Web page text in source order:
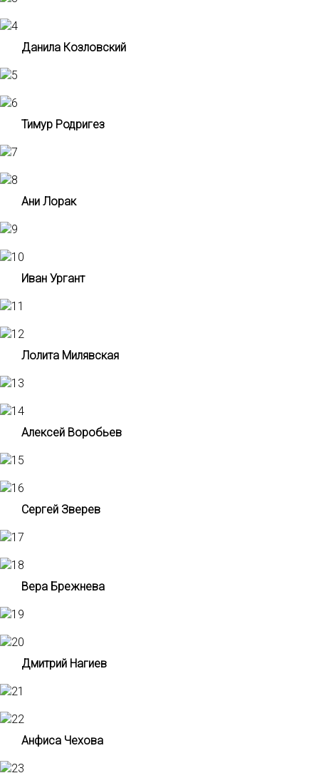
Данила Козловский
Тимур Родригез
Ани Лорак
Иван Ургант
Лолита Милявская
Алексей Воробьев
Сергей Зверев
Вера Брежнева
Дмитрий Нагиев
Анфиса Чехова